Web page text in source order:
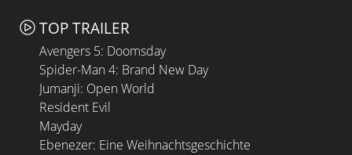
TOP TRAILER
Avengers 5: Doomsday
Spider-Man 4: Brand New Day
Jumanji: Open World
Resident Evil
Mayday
Ebenezer: Eine Weihnachtsgeschichte